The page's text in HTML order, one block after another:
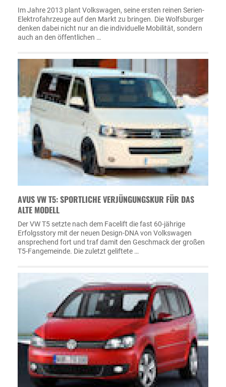
Im Jahre 2013 plant Volkswagen, seine ersten reinen Serien-
Elektrofahrzeuge auf den Markt zu bringen. Die Wolfsburger
denken dabei nicht nur an die individuelle Mobilität, sondern
auch an den öffentlichen …
AVUS VW T5: SPORTLICHE VERJÜNGUNGSKUR FÜR DAS
ALTE MODELL
Der VW T5 setzte nach dem Facelift die fast 60-jährige
Erfolgsstory mit der neuen Design-DNA von Volkswagen
ansprechend fort und traf damit den Geschmack der großen
T5-Fangemeinde. Die zuletzt geliftete …